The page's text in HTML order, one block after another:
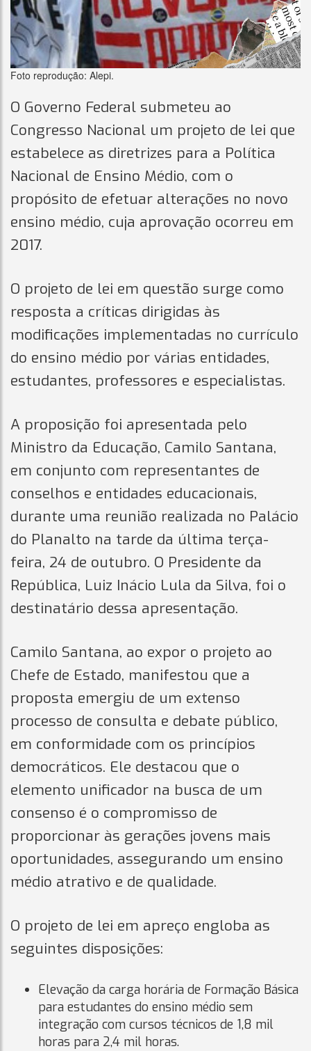
Foto reprodução: Alepi.
O Governo Federal submeteu ao
Congresso Nacional um projeto de lei que
estabelece as diretrizes para a Política
Nacional de Ensino Médio, com o
propósito de efetuar alterações no novo
ensino médio, cuja aprovação ocorreu em
2017.
O projeto de lei em questão surge como
resposta a críticas dirigidas às
modificações implementadas no currículo
do ensino médio por várias entidades,
estudantes, professores e especialistas.
A proposição foi apresentada pelo
Ministro da Educação, Camilo Santana,
em conjunto com representantes de
conselhos e entidades educacionais,
durante uma reunião realizada no Palácio
do Planalto na tarde da última terça-
feira, 24 de outubro. O Presidente da
República, Luiz Inácio Lula da Silva, foi o
destinatário dessa apresentação.
Camilo Santana, ao expor o projeto ao
Chefe de Estado, manifestou que a
proposta emergiu de um extenso
processo de consulta e debate público,
em conformidade com os princípios
democráticos. Ele destacou que o
elemento unificador na busca de um
consenso é o compromisso de
proporcionar às gerações jovens mais
oportunidades, assegurando um ensino
médio atrativo e de qualidade.
O projeto de lei em apreço engloba as
seguintes disposições:
Elevação da carga horária de Formação Básica
para estudantes do ensino médio sem
integração com cursos técnicos de 1,8 mil
horas para 2,4 mil horas.